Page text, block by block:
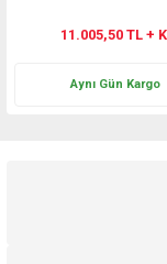
11.005,50 TL +
Aynı Gün Kargo